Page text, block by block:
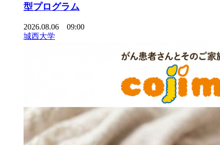
型プログラム
2026.08.06 09:00
城西大学